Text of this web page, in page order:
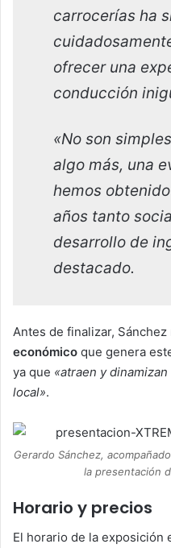
carrocerías ha
ofrecer una
conducción
«No son
algo más, una
hemos
años tanto
desarrollo de
destacado.
Antes de finalizar, Sánchez
económico que genera
ya que «atraen y
local».
Gerardo Sánchez,
la presentación
Horario y precios
El horario de la exposición